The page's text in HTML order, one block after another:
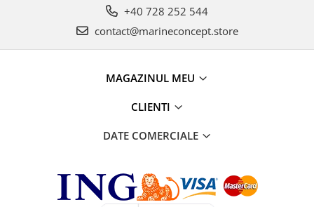
+40 728 252 544
contact@marineconcept.store
MAGAZINUL MEU
CLIENTI
DATE COMERCIALE